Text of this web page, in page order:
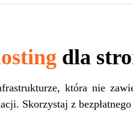
dla
która nie
Skorzystaj z